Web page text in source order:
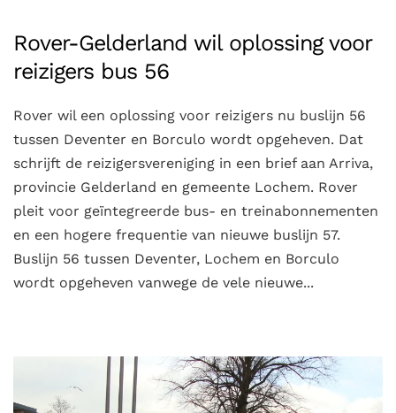
Rover-Gelderland wil oplossing voor
reizigers bus 56
Rover wil een oplossing voor reizigers nu buslijn 56
tussen Deventer en Borculo wordt opgeheven. Dat
schrijft de reizigersvereniging in een brief aan Arriva,
provincie Gelderland en gemeente Lochem. Rover
pleit voor geïntegreerde bus- en treinabonnementen
en een hogere frequentie van nieuwe buslijn 57.
Buslijn 56 tussen Deventer, Lochem en Borculo
wordt opgeheven vanwege de vele nieuwe...